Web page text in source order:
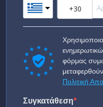
φόρμας
Πολιτική
Συγκατάθεση